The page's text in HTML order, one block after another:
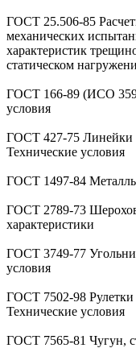
ГОСТ 25.506-85
механических
характеристик
статическом
ГОСТ 166-89 (ИСО
условия
ГОСТ 427-75 Линейки
Технические условия
ГОСТ 1497-84
ГОСТ 2789-73
характеристики
ГОСТ 3749-77
условия
ГОСТ 7502-98 Рулетки
Технические условия
ГОСТ 7565-81 Чугун,